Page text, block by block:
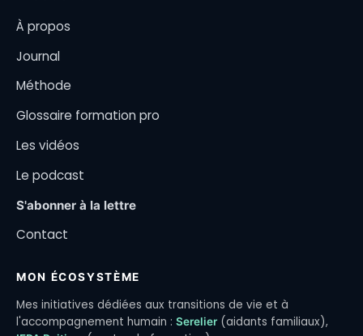
À propos
Journal
Méthode
Glossaire formation pro
Les vidéos
Le podcast
S'abonner à la lettre
Contact
MON ÉCOSYSTÈME
Mes initiatives dédiées aux transitions de vie et à
l'accompagnement humain : Serelier (aidants familiaux),